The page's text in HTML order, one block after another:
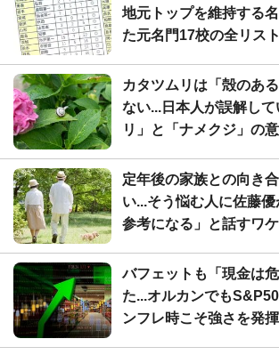
地元トップを維持する
た元名門17校の全リスト
カタツムリは「殻のあ
ない...日本人が誤解し
リ」と「ナメクジ」の
定年後の家族との向き
い...そう悩む人に佐藤
参考になる」と話すワケ
バフェットも「現金は
た...オルカンでも
ンフレ時こそ強さを発